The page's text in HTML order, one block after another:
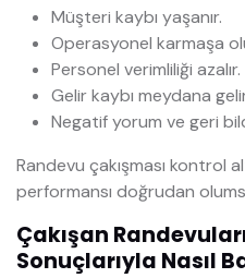
Müşteri kaybı yaşanır.
Operasyonel karmaşa
Personel verimliliği azalır.
Gelir kaybı meydana
Negatif yorum ve geri
Randevu çakışması kontrol
performansı doğrudan
Çakışan
Sonuçlarıyla Nasıl